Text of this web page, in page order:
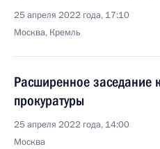
25 апреля 2022 года, 17:10
Москва, Кремль
Расширенное заседание
прокуратуры
25 апреля 2022 года, 14:00
Москва